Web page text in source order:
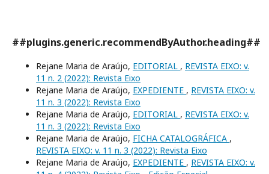
##plugins.generic.recommendByAuthor.heading##
Rejane Maria de Araújo, EDITORIAL , REVISTA EIXO: v.
11 n. 2 (2022): Revista Eixo
Rejane Maria de Araújo, EXPEDIENTE , REVISTA EIXO: v.
11 n. 3 (2022): Revista Eixo
Rejane Maria de Araújo, EDITORIAL , REVISTA EIXO: v.
11 n. 3 (2022): Revista Eixo
Rejane Maria de Araújo, FICHA CATALOGRÁFICA ,
REVISTA EIXO: v. 11 n. 3 (2022): Revista Eixo
Rejane Maria de Araújo, EXPEDIENTE , REVISTA EIXO: v.